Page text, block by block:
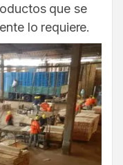
que se
lo requiere.